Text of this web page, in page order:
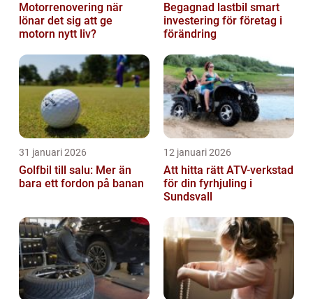
Motorrenovering när
lönar det sig att ge
motorn nytt liv?
Begagnad lastbil smart
investering för företag i
förändring
31 januari 2026
Golfbil till salu: Mer än
bara ett fordon på banan
12 januari 2026
Att hitta rätt ATV-verkstad
för din fyrhjuling i
Sundsvall